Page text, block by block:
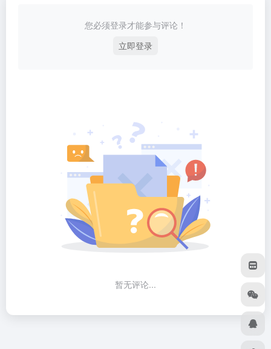
您必须登录才能参与评论！
立即登录
暂无评论...